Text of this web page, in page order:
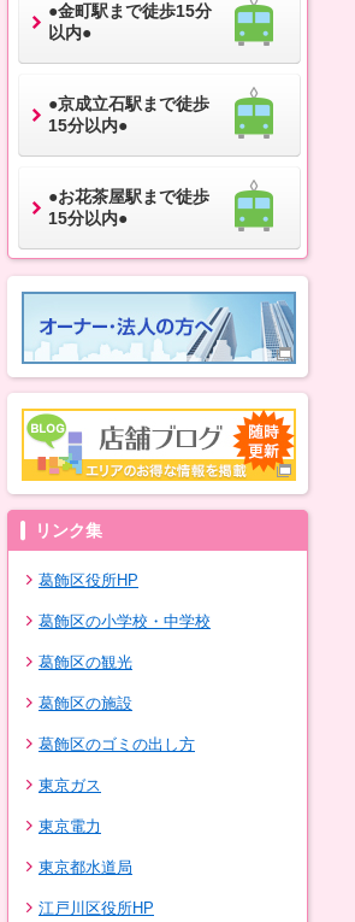
●金町駅まで徒歩15分
以内●
●京成立石駅まで徒歩
15分以内●
●お花茶屋駅まで徒歩
15分以内●
リンク集
葛飾区役所HP
葛飾区の小学校・中学校
葛飾区の観光
葛飾区の施設
葛飾区のゴミの出し方
東京ガス
東京電力
東京都水道局
江戸川区役所HP